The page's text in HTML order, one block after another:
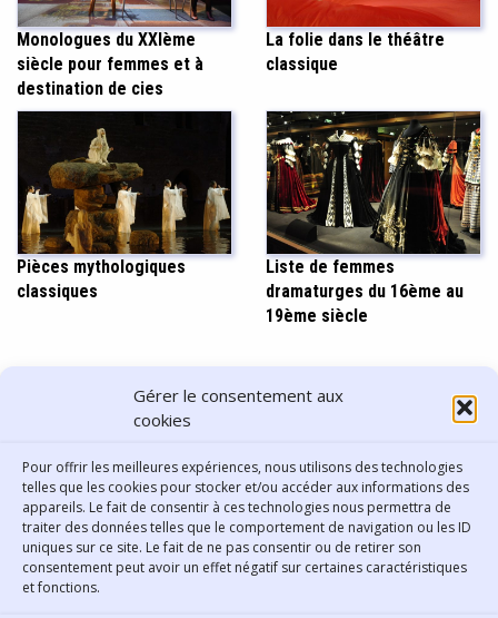
Gérer le consentement aux
cookies
Pour offrir les meilleures expériences, nous utilisons des technologies
telles que les cookies pour stocker et/ou accéder aux informations des
appareils. Le fait de consentir à ces technologies nous permettra de
traiter des données telles que le comportement de navigation ou les ID
uniques sur ce site. Le fait de ne pas consentir ou de retirer son
consentement peut avoir un effet négatif sur certaines caractéristiques
et fonctions.
Monologues du XXIème
siècle pour femmes et à
destination de cies
La folie dans le théâtre
classique
Pièces mythologiques
classiques
Liste de femmes
dramaturges du 16ème au
19ème siècle
PARTAGER CET ARTICLE